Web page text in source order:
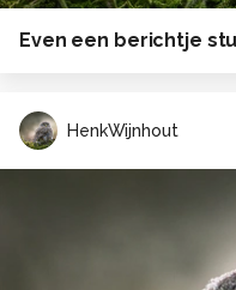
Even een berichtje
HenkWijnhout